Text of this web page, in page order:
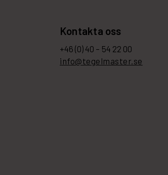
Kontakta oss
+46 (0) 40 – 54 22 00
info@tegelmaster.se